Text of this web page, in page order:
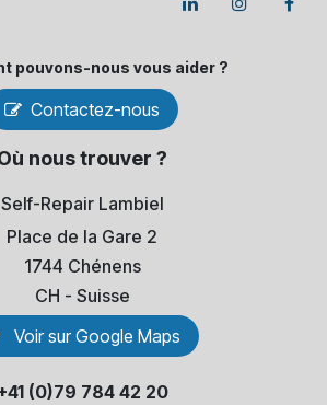
pouvons-​nous vous aider ?
Contactez-nous
nous trouver ?
Self-Repair Lambiel
Place de la Gare 2
1744 Chénens
​CH - Suisse
Voir sur Go​​ogle Maps
(0)79 784 42 20